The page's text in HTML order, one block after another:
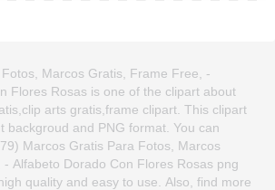
Marcos Gratis, Frame Free, -
Flores Rosas is one of the clipart about
arts gratis,frame clipart. This clipart
backgroud and PNG format. You can
Marcos Gratis Para Fotos, Marcos
Alfabeto Dorado Con Flores Rosas png
quality and easy to use. Also, find more